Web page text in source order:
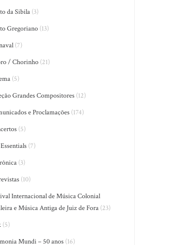
da Sibila (3)
Gregoriano (13)
(7)
/ Chorinho (21)
(5)
Grandes Compositores (12)
e Proclamações (174)
(5)
(7)
(3)
(10)
Internacional de Música Colonial
e Música Antiga de Juiz de Fora (23)
(5)
Mundi – 50 anos (16)